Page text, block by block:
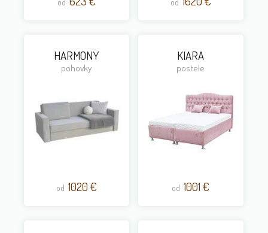
HARMONY
pohovky
od 1020 €
KIARA
postele
od 1001 €